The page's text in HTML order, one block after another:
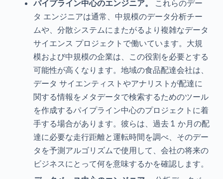
パイプライン中心のエンジニア。
これらのデー
タ エンジニアは通常、中規模のデータ分析チー
ムや、分散システムにまたがるより複雑なデータ
サイエンス プロジェクトで働いています。大規
模および中規模の企業は、この役割を必要とする
可能性が高くなります。地域の食品配達会社は、
データ サイエンティストやアナリストが配達に
関する情報をメタデータで検索するためのツール
を作成するパイプライン中心のプロジェクトに着
手する場合があります。彼らは、過去 1 か月の配
達に必要な走行距離と運転時間を調べ、そのデー
タを予測アルゴリズムで使用して、会社の将来の
ビジネスにとって何を意味するかを確認します。